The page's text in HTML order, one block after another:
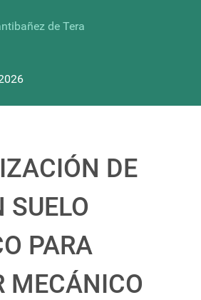
de Tera
DE
SUELO
PARA
MECÁNICO